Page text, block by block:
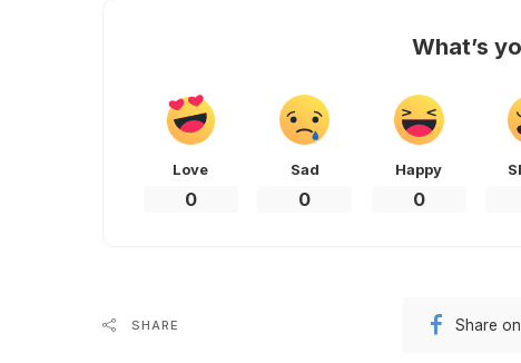
What’s
Love
0
Sad
0
Happy
0
SHARE Share